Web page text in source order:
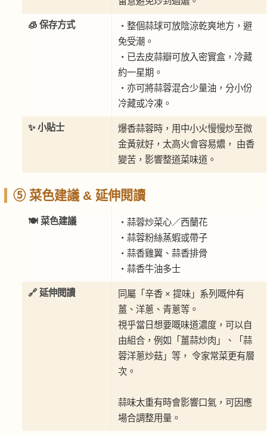
🧊 保存方式
・整個蒜球可放陰涼乾爽地方，避
免受潮。
・已去皮蒜瓣可放入密實盒，冷藏
約一星期。
・亦可將蒜蓉混合少量油，分小份
冷藏或冷凍。
✨ 小貼士
爆香蒜蓉時，用中小火慢慢炒至微
金黃就好，太高火會容易燶， 由香
變苦，影響整道菜味道。
⑤ 菜色建議 & 延伸閱讀
🍽 菜色建議
・蒜蓉炒菜心／西蘭花
・蒜蓉粉絲蒸蝦或帶子
・蒜香雞翼、蒜香排骨
・蒜香牛油多士
🔗 延伸閱讀
同屬「辛香 × 提味」系列嘅仲有
薑、洋蔥、青蔥等。
視乎當日想要嘅味道濃度，可以自
由組合，例如「薑蒜炒肉」、「蒜
蓉洋蔥炒菇」等， 令家常菜更有層
次。
蒜味太重有時會影響口氣，可因應
場合調整用量。